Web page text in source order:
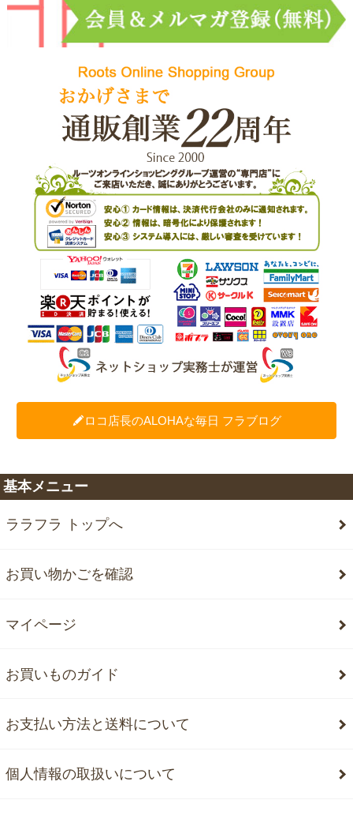
ロコ店長のALOHAな毎日 フラブログ
基本メニュー
ララフラ トップへ
お買い物かごを確認
マイページ
お買いものガイド
お支払い方法と送料について
個人情報の取扱いについて